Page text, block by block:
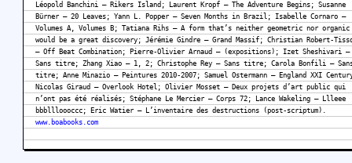
Léopold Banchini – Rikers Island; Laurent Kropf – The Adventure Begins; Susanne
Bürner – 20 Leaves; Yann L. Popper – Seven Months in Brazil; Isabelle Cornaro –
Volumes A, Volumes B; Tatiana Rihs – A form that’s neither geometric nor organic
would be a great discovery; Jérémie Gindre – Grand Massif; Christian Robert-
– Off Beat Combination; Pierre-Olivier Arnaud – (expositions); Izet Sheshivari –
Sans titre; Zhang Xiao – 1, 2; Christophe Rey – Sans titre; Carola Bonfili –
titre; Anne Minazio – Peintures 2010-2007; Samuel Ostermann – England XXI
Nicolas Giraud – Overlook Hotel; Olivier Mosset – Deux projets d’art public qui
n’ont pas été réalisés; Stéphane Le Mercier – Corps 72; Lance Wakeling – Llleee
bbbllloooccc; Eric Watier – L’inventaire des destructions (post-scriptum).
www.boabooks.com